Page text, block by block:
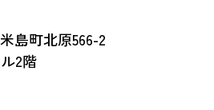
島町北原566-2
2階